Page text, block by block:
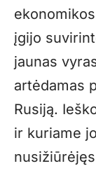
įgijo
jaunas
artėdamas
Rusiją.
ir kuriame